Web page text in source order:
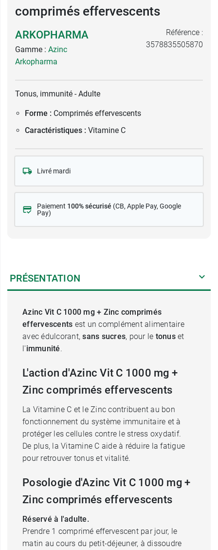
comprimés effervescents
ARKOPHARMA
Gamme : Azinc
Arkopharma
Référence :
3578835505870
Tonus, immunité - Adulte
Forme : Comprimés effervescents
Caractéristiques : Vitamine C
Livré mardi
Paiement 100% sécurisé (CB, Apple Pay, Google
Pay)
PRÉSENTATION
Azinc Vit C 1000 mg + Zinc comprimés
effervescents est un complément alimentaire
avec édulcorant,sans sucres, pour le tonus et
l'immunité.
L'action d'Azinc Vit C 1000 mg +
Zinc comprimés effervescents
La Vitamine C et le Zinc contribuent au bon
fonctionnement du système immunitaire et à
protéger les cellules contre le stress oxydatif.
De plus, la Vitamine C aide à réduire la fatigue
pour retrouver tonus et vitalité.
Posologie d'Azinc Vit C 1000 mg +
Zinc comprimés effervescents
Réservé à l'adulte.
Prendre 1 comprimé effervescent par jour, le
matin au cours du petit-déjeuner, à dissoudre